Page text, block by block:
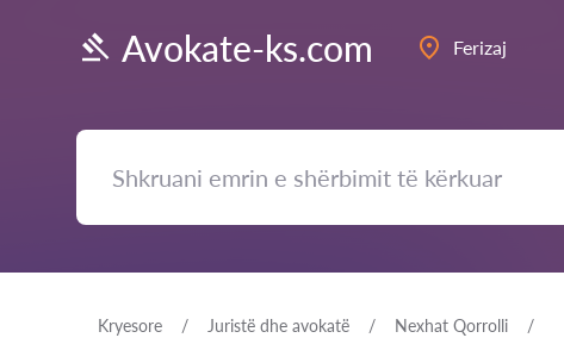
Avokate-ks.com Ferizaj
Kryesore Juristë dhe avokatë Nexhat Qorrolli